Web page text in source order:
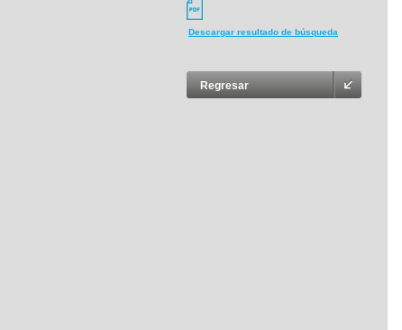
Descargar resultado de búsqueda
Regresar